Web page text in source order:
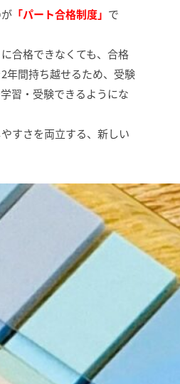
「パート合格制度」 で
合格できなくても、合格
年間持ち越せるため、受験
習・受験できるようにな
すさを両立する、新しい